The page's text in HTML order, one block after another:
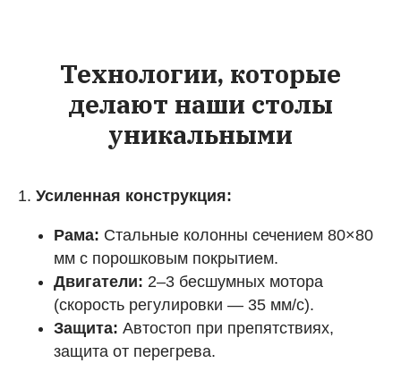
Технологии, которые
делают наши столы
уникальными
1. Усиленная конструкция:
Рама: Стальные колонны сечением 80×80
мм с порошковым покрытием.
Двигатели: 2–3 бесшумных мотора
(скорость регулировки — 35 мм/с).
Защита: Автостоп при препятствиях,
защита от перегрева.